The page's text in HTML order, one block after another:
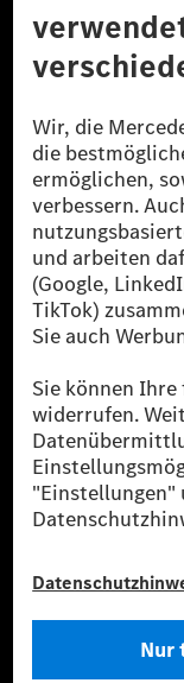
© 2026 Mercedes-Benz
reduzierte CO₂-
zertifizierte
[2] Renewable
Public in Europa, den
Ladestation noch kein
verwendet Renewable
sicher, dass für
Strommenge aus
Sie stammen
als sechs Jahre sind.
* Inkl. EKOenergy
* Die angegebenen
Messverfahren WLTP
Procedure) ermittelt.
den europäischen
eines Pkw sind nicht
bzw. des
anderen
** Der Stromverbrauch
Prüfverfahren“
einer amtlich